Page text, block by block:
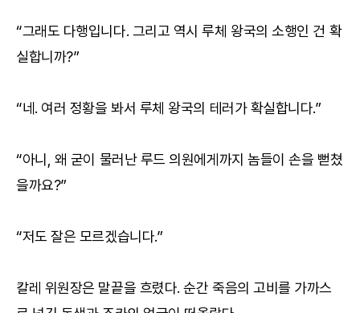
“그래도 다행입니다. 그리고 역시 루체 왕국의 소행인 건 확
실합니까?”
“네. 여러 정황을 봐서 루체 왕국의 테러가 확실합니다.”
“아니, 왜 굳이 물러난 루드 의원에게까지 놈들이 손을 뻗쳤
을까요?”
“저도 잘은 모르겠습니다.”
칼레 위원장은 말끝을 흐렸다. 순간 죽음의 고비를 가까스